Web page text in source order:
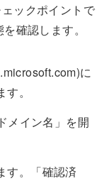
ックポイントで
確認します。
に
。
メイン名」を開
す。「確認済